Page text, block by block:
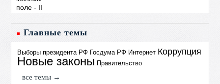
Главные темы
Выборы президента РФ Госдума РФ Интернет Коррупция
Новые законы Правительство
все темы →